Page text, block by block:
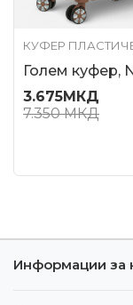
КУФЕР
Голем куфер,
3.675МКД
7.350МКД
Информации за